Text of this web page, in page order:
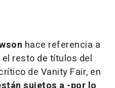
hace referencia a
resto de títulos del
de Vanity Fair, en